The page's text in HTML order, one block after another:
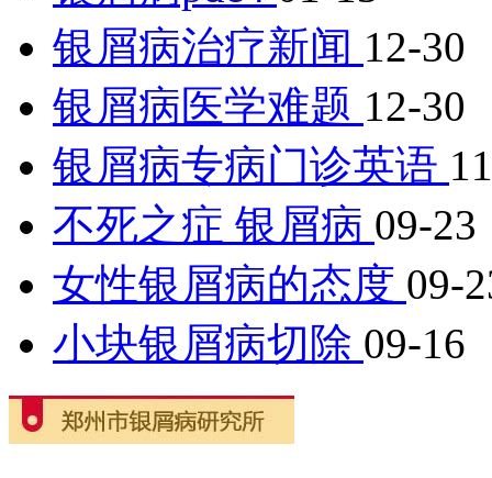
银屑病治疗新闻 12-30
银屑病医学难题 12-30
银屑病专病门诊英语
不死之症 银屑病 09-23
女性银屑病的态度 09-
小块银屑病切除 09-16